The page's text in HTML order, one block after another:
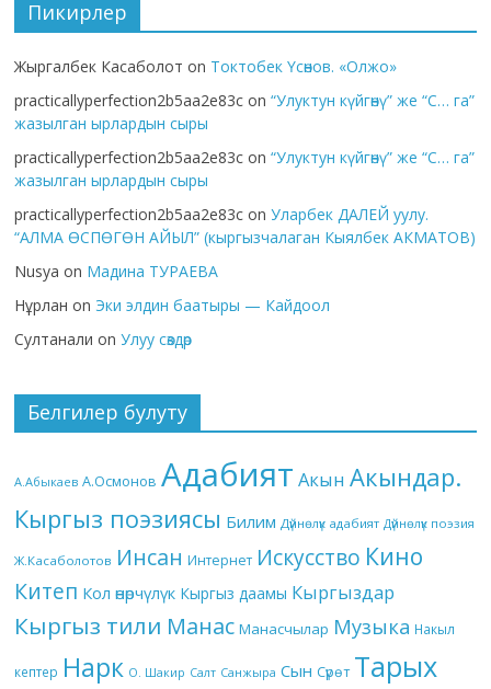
Пикирлер
Жыргалбек Касаболот on Токтобек Үсөнов. «Олжо»
practicallyperfection2b5aa2e83c on“Улуктун күйгөнү” же “С… га”
жазылган ырлардын сыры
practicallyperfection2b5aa2e83c on“Улуктун күйгөнү” же “С… га”
жазылган ырлардын сыры
practicallyperfection2b5aa2e83c onУларбек ДАЛЕЙ уулу.
“АЛМА ӨСПӨГӨН АЙЫЛ” (кыргызчалаган Кыялбек АКМАТОВ)
Nusya on Мадина ТУРАЕВА
Нұрлан on Эки элдин баатыры — Кайдоол
Султанали onУлуу сөздөр
Белгилер булуту
А.Абыкаев А.Осмонов Адабият Акын Акындар.
Кыргыз поэзиясы Билим Дүйнөлүк адабият Дүйнөлүк поэзия
Ж.Касаболотов Инсан Интернет Искусство Кино
Китеп Кол өнөрчүлүк Кыргыз даамы Кыргыздар
Кыргыз тили Манас Манасчылар Музыка Накыл
кептер Нарк О. Шакир Салт Санжыра Сын Сүрөт Тарых